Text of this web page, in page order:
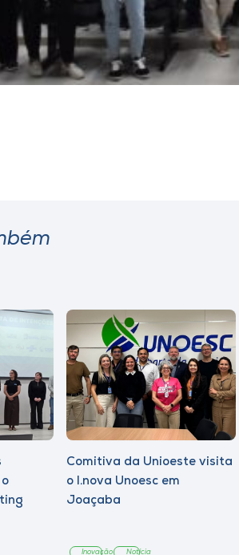
Comitiva da Unioeste visita
o I.nova Unoesc em
Joaçaba
Inovação Notícia